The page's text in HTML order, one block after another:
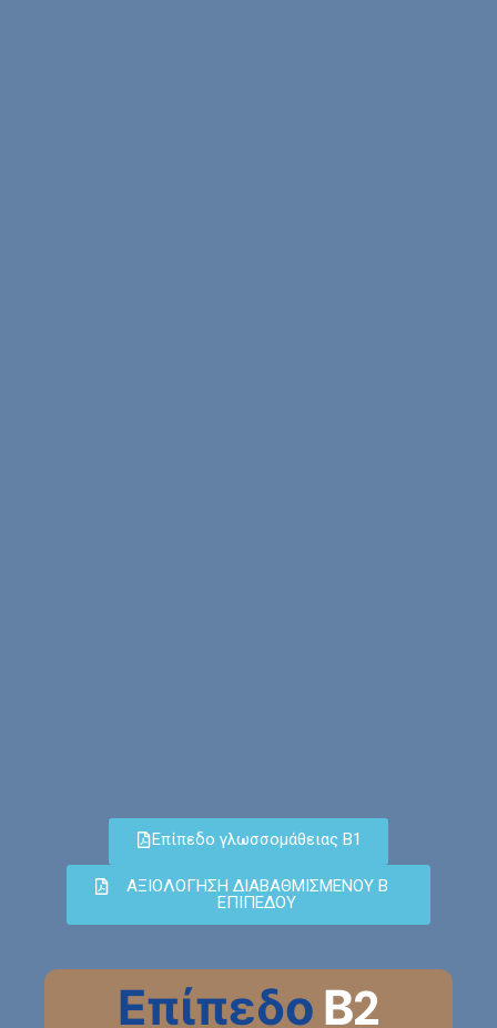
Επίπεδο γλωσσομάθειας Β1
ΑΞΙΟΛΟΓΗΣΗ ΔΙΑΒΑΘΜΙΣΜΕΝΟΥ Β
ΕΠΙΠΕΔΟΥ
ΕπίπεδοΒ2